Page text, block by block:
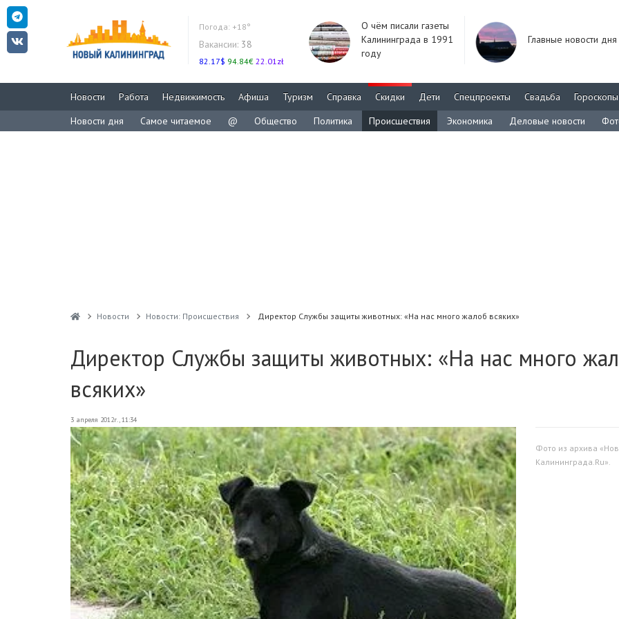
Погода: +18°
Вакансии: 38
82.17$ 94.84€ 22.01zł
О чём писали газеты
Калининграда в 1991
году
Главные новости дня
Новости Работа Недвижимость Афиша Туризм Справка Скидки Дети Спецпроекты Свадьба
Гороскопы
Новости дня
Самое читаемое @ Общество Политика Происшествия Экономика Деловые новости
Новости Новости: Происшествия Директор Службы защиты животных: «На нас много жалоб всяких»
Директор Службы защиты животных: «На нас много
всяких»
3 апреля 2012г., 11:34
Фото из архива
Калининграда.Ru».